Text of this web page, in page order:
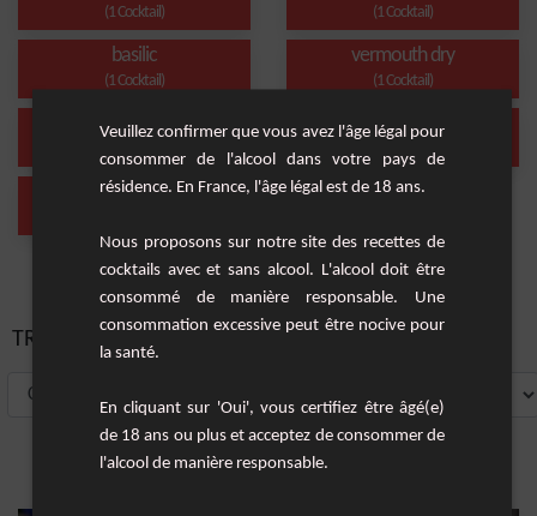
(1 Cocktail) (1 Cocktail)
basilic
(1 Cocktail)
vermouth dry
(1 Cocktail)
vermouth vermouth blanc
Short Drink
TRIER PAR:
Veuillez confirmer que vous avez l'âge légal pour
consommer de l'alcool dans votre pays de
résidence. En France, l'âge légal est de 18 ans.
Nous proposons sur notre site des recettes de
cocktails avec et sans alcool. L'alcool doit être
consommé de manière responsable. Une
consommation excessive peut être nocive pour
la santé.
En cliquant sur 'Oui', vous certifiez être âgé(e)
de 18 ans ou plus et acceptez de consommer de
l'alcool de manière responsable.